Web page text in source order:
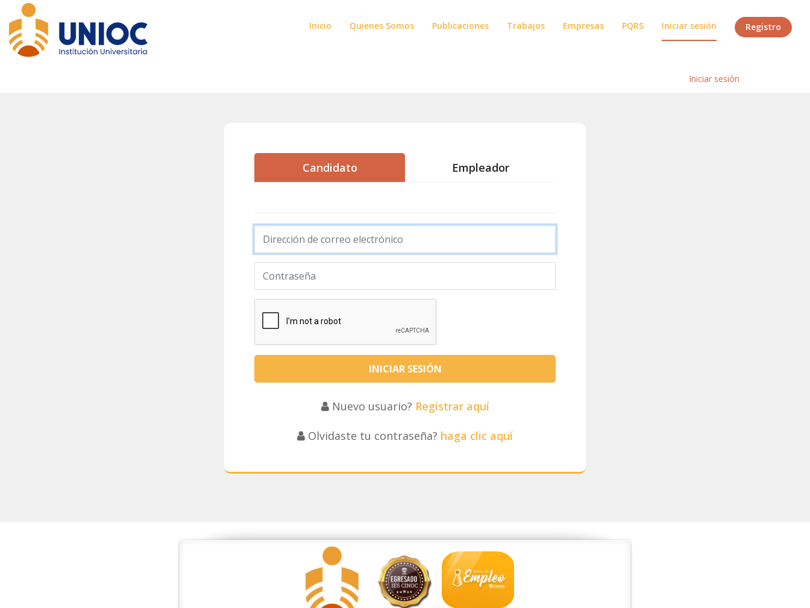
Inicio Quienes Somos Publicaciones Trabajos Empresas PQRS Iniciar sesión Registro
Iniciar sesión
Candidato Empleador
Nuevo usuario? Registrar aquí
Olvidaste tu contraseña? haga clic aquí